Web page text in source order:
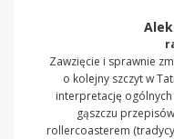
Zawzięcie i sprawnie
o kolejny szczyt w
interpretację ogólnych
gąszczu
rollercoasterem